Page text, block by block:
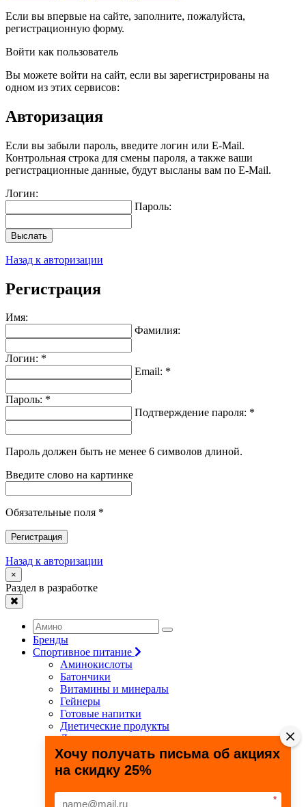
Если вы впервые на сайте, заполните, пожалуйста,
регистрационную форму.
Войти как пользователь
Вы можете войти на сайт, если вы зарегистрированы на
одном из этих сервисов:
Авторизация
Если вы забыли пароль, введите логин или E-Mail.
Контрольная строка для смены пароля, а также ваши
регистрационные данные, будут высланы вам по E-Mail.
Логин:
Пароль:
Выслать
Назад к авторизации
Регистрация
Имя:
Фамилия:
Логин: *
Email: *
Пароль: *
Подтверждение пароля: *
Пароль должен быть не менее 6 символов длиной.
Введите слово на картинке
Обязательные поля *
Регистрация
Назад к авторизации
×
Раздел в разработке
Бренды
Спортивное питание
Аминокислоты
Батончики
Витамины и минералы
Гейнеры
Готовые напитки
Диетические продукты
Для связок и суставов
Жиросжигатели
Здоровье и долголетие
Креатин
Специальные препараты
Хочу получать письма об акциях
на скидку 25%
*